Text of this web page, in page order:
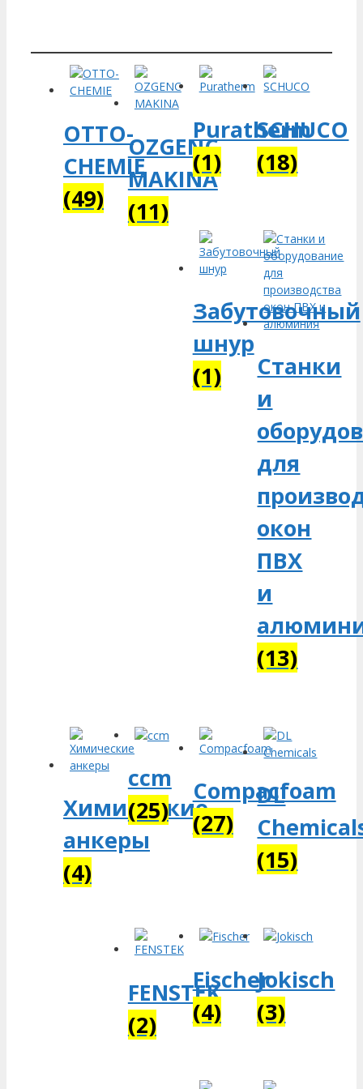
OTTO-
CHEMIE
(49)
OZGENC
MAKINA
(11)
Puratherm
(1)
SCHUCO
(18)
Забутовочный
шнур
(1)
Станки
и
для
окон
ПВХ
и
(13)
Химические
анкеры
(4)
ccm
(25)
Compacfoam
(27)
DL
(15)
FENSTEK
(2)
Fischer
(4)
Jokisch
(3)